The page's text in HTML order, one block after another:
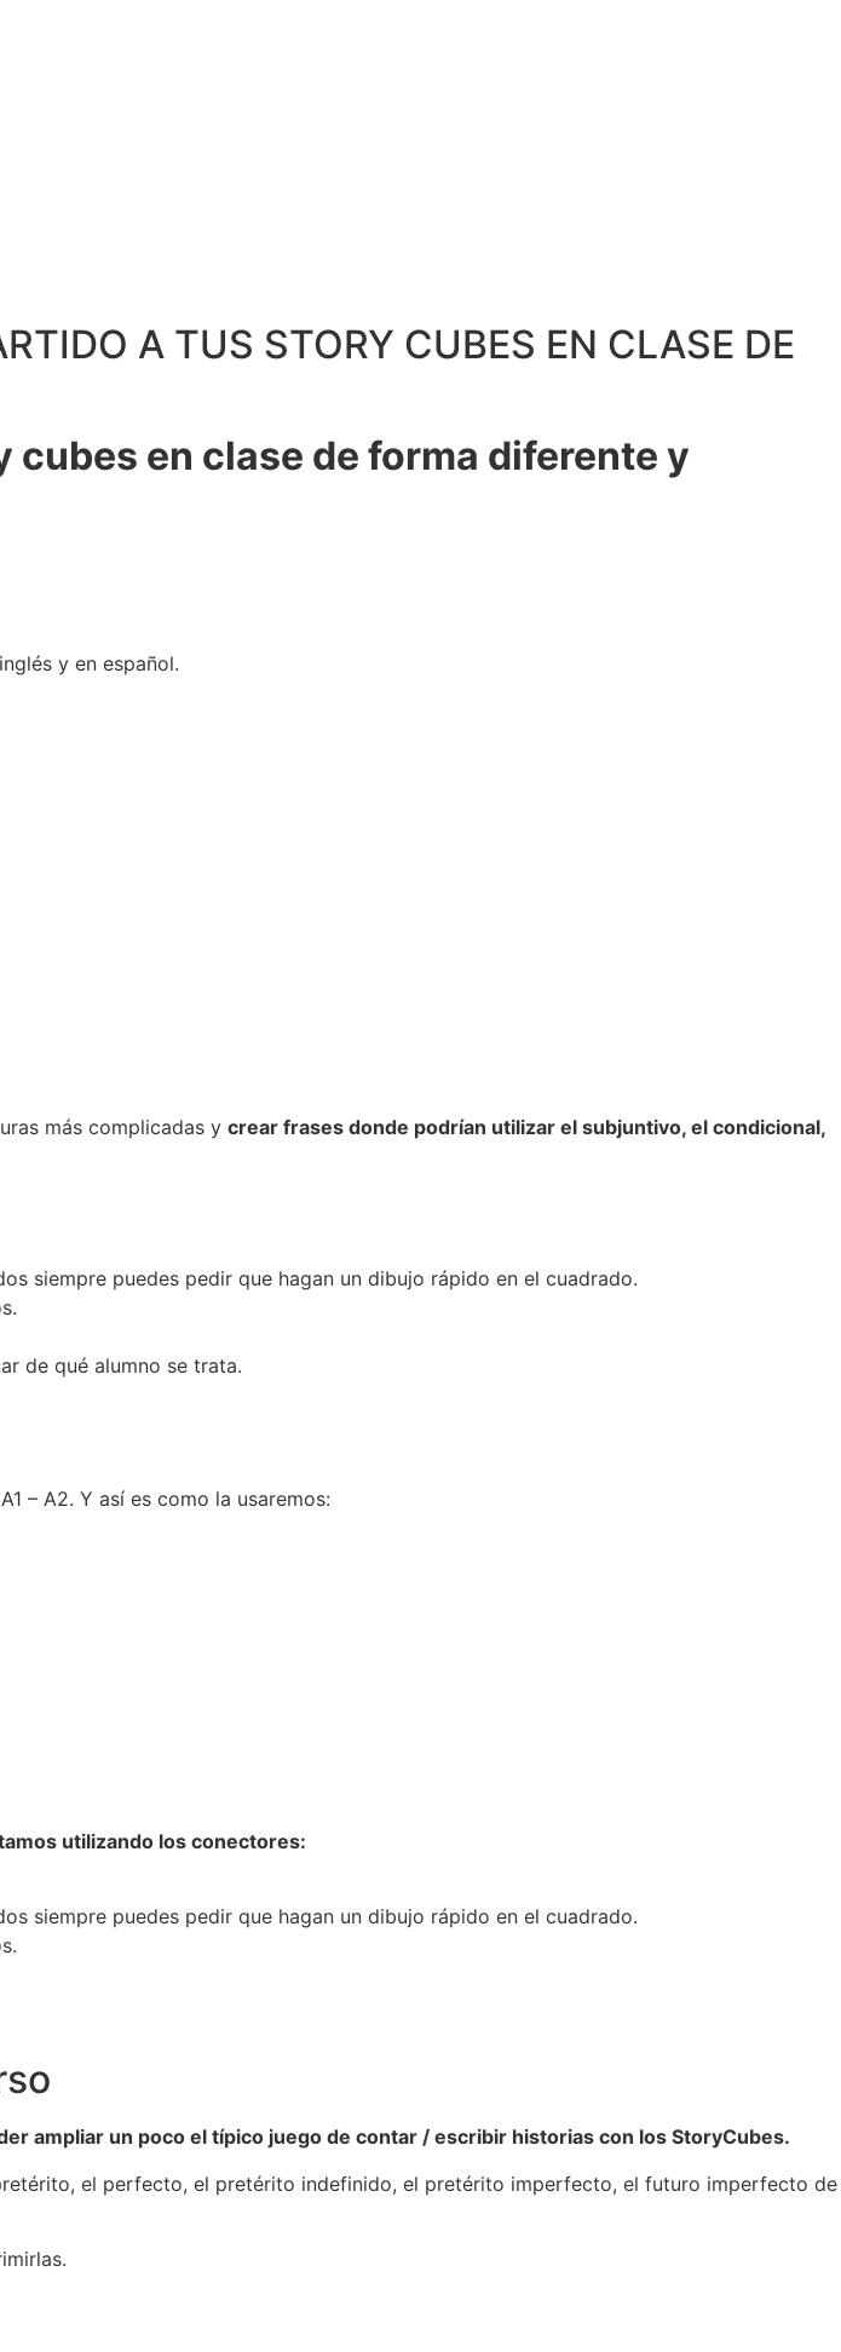
A TUS STORY CUBES EN CLASE DE
en clase de forma diferente y
y en español.
más complicadas y crear frases donde podrían utilizar el subjuntivo, el condicional,
siempre puedes pedir que hagan un dibujo rápido en el cuadrado.
de qué alumno se trata.
– A2. Y así es como la usaremos:
utilizando los conectores:
siempre puedes pedir que hagan un dibujo rápido en el cuadrado.
ampliar un poco el típico juego de contar / escribir historias con los StoryCubes.
el perfecto, el pretérito indefinido, el pretérito imperfecto, el futuro imperfecto de